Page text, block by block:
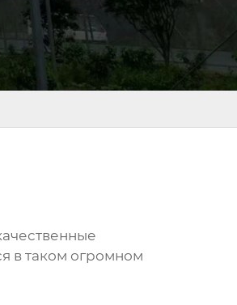
в таком огромном